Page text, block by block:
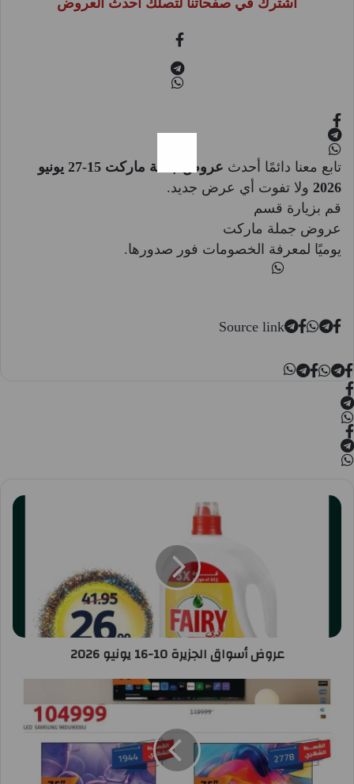
تابع معنا دائمًا أحدث
عروض جملة ماركت 15-27 يونيو
2026 ولا تفوت أي عرض جديد.
قم بزيارة قسم
عروض جملة ماركت
يوميًا لمعرفة الخصومات فور صدورها.
Source link
عروض أسواق الجزيرة 10-16 يونيو 2026